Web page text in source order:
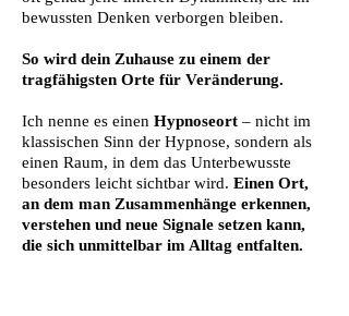
bewussten Denken verborgen bleiben.
So wird dein Zuhause zu einem der
tragfähigsten Orte für Veränderung.
Ich nenne es einen Hypnoseort – nicht im
klassischen Sinn der Hypnose, sondern als
einen Raum, in dem das Unterbewusste
besonders leicht sichtbar wird. Einen Ort,
an dem man Zusammenhänge erkennen,
verstehen und neue Signale setzen kann,
die sich unmittelbar im Alltag entfalten.